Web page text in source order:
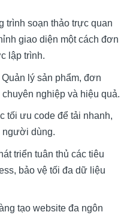
trình soạn thảo trực quan
giao diện một cách đơn
lập trình.
Quản lý sản phẩm, đơn
nghiệp và hiệu quả.
tối ưu code để tải nhanh,
người dùng.
triển tuân thủ các tiêu
bảo vệ tối đa dữ liệu
tạo website đa ngôn